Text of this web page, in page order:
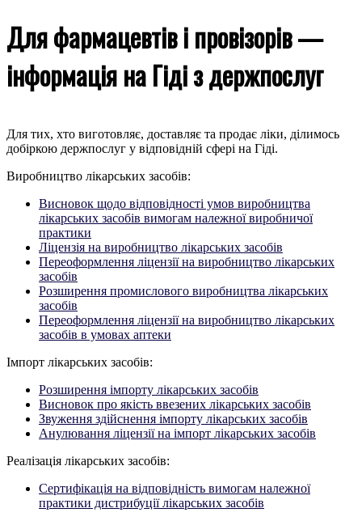
Для фармацевтів і провізорів —
інформація на Гіді з держпослуг
Для тих, хто виготовляє, доставляє та продає ліки, ділимось
добіркою держпослуг у відповідній сфері на Гіді.
Виробництво лікарських засобів:
Висновок щодо відповідності умов виробництва
лікарських засобів вимогам належної виробничої
практики
Ліцензія на виробництво лікарських засобів
Переоформлення ліцензії на виробництво лікарських
засобів
Розширення промислового виробництва лікарських
засобів
Переоформлення ліцензії на виробництво лікарських
засобів в умовах аптеки
Імпорт лікарських засобів:
Розширення імпорту лікарських засобів
Висновок про якість ввезених лікарських засобів
Звуження здійснення імпорту лікарських засобів
Анулювання ліцензії на імпорт лікарських засобів
Реалізація лікарських засобів:
Сертифікація на відповідність вимогам належної
практики дистрибуції лікарських засобів